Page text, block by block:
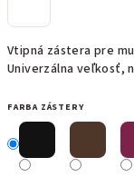
Vtipná zástera pre
Univerzálna veľkosť,
FARBA ZÁSTERY